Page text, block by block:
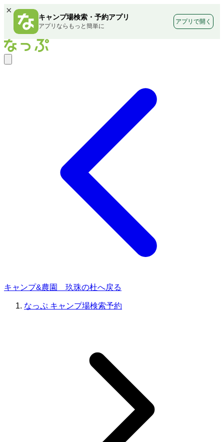
×
キャンプ場検索・予約アプリ
アプリならもっと簡単に
アプリで開く
キャンプ&農園 玖珠の杜へ戻る
なっぷ キャンプ場検索予約